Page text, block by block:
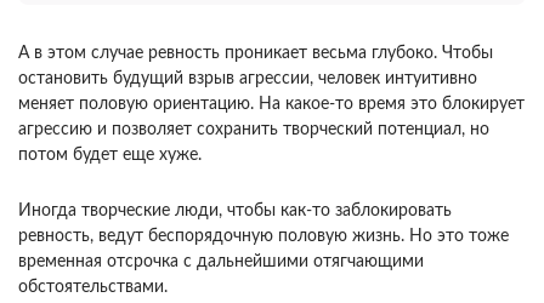
А в этом случае ревность проникает весьма глубоко. Чтобы
остановить будущий взрыв агрессии, человек интуитивно
меняет половую ориентацию. На какое-то время это блокирует
агрессию и позволяет сохранить творческий потенциал, но
потом будет еще хуже.
Иногда творческие люди, чтобы как-то заблокировать
ревность, ведут беспорядочную половую жизнь. Но это тоже
временная отсрочка с дальнейшими отягчающими
обстоятельствами.